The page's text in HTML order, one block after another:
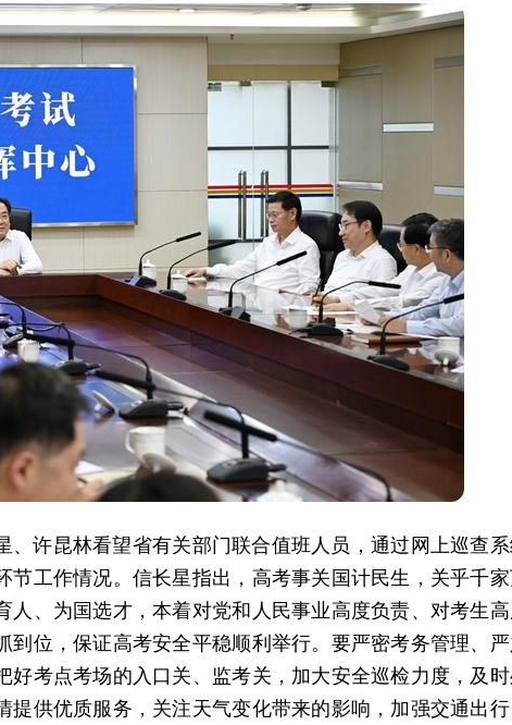
、许昆林看望省有关部门联合值班人员，通过网上巡查
节工作情况。信长星指出，高考事关国计民生，关乎千
人、为国选才，本着对党和人民事业高度负责、对考生
到位，保证高考安全平稳顺利举行。要严密考务管理、
好考点考场的入口关、监考关，加大安全巡检力度，及
提供优质服务，关注天气变化带来的影响，加强交通出